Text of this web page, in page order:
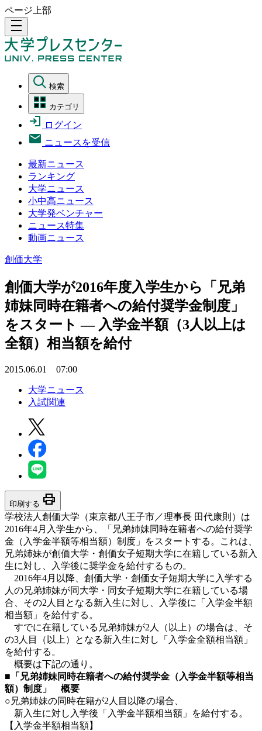
ページ上部
density_medium
検索
カテゴリ
ログイン
ニュースを受信
最新ニュース
ランキング
大学ニュース
小中高ニュース
大学発ベンチャー
ニュース特集
動画ニュース
創価大学
創価大学が2016年度入学生から「兄弟
姉妹同時在籍者への給付奨学金制度」
をスタート — 入学金半額（3人以上は
全額）相当額を給付
2015.06.01 07:00
大学ニュース
入試関連
印刷する print
学校法人創価大学（東京都八王子市／理事長 田代康則）は
2016年4月入学生から、「兄弟姉妹同時在籍者への給付奨学
金（入学金半額等相当額）制度」をスタートする。これは、
兄弟姉妹が創価大学・創価女子短期大学に在籍している新入
生に対し、入学後に奨学金を給付するもの。
2016年4月以降、創価大学・創価女子短期大学に入学する
人の兄弟姉妹が同大学・同女子短期大学に在籍している場
合、その2人目となる新入生に対し、入学後に「入学金半額
相当額」を給付する。
すでに在籍している兄弟姉妹が2人（以上）の場合は、そ
の3人目（以上）となる新入生に対し「入学金全額相当額」
を給付する。
概要は下記の通り。
■「兄弟姉妹同時在籍者への給付奨学金（入学金半額等相当
額）制度」 概要
○兄弟姉妹の同時在籍が2人目以降の場合、
新入生に対し入学後「入学金半額相当額」を給付する。
【入学金半額相当額】